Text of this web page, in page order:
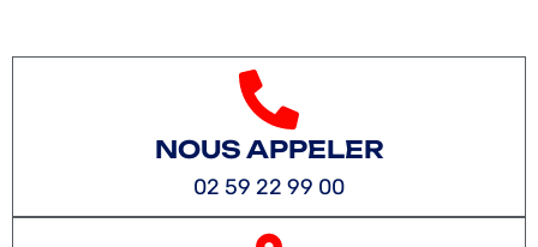
NOUS APPELER
02 59 22 99 00